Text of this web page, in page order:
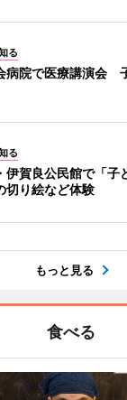
る
病院で医療講演会
る
伊賀良公民館で「
切り絵など体験
もっと見る
食べる